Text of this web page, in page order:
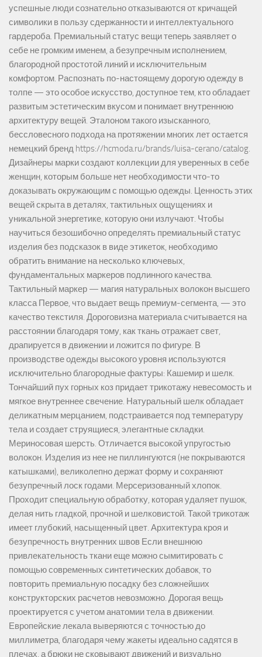
успешные люди сознательно отказываются от кричащей
символики в пользу сдержанности и интеллектуального
гардероба. Премиальный статус вещи теперь заявляет о
себе не громким именем, а безупречным исполнением,
благородной простотой линий и исключительным
комфортом. Распознать по-настоящему дорогую одежду в
толпе — это особое искусство, доступное тем, кто обладает
развитым эстетическим вкусом и понимает внутреннюю
архитектуру вещей. Эталоном такого изысканного,
бессловесного подхода на протяжении многих лет остается
немецкий бренд https://hcmoda.ru/brands/luisa-cerano/catalog.
Дизайнеры марки создают коллекции для уверенных в себе
женщин, которым больше нет необходимости что-то
доказывать окружающим с помощью одежды. Ценность этих
вещей скрыта в деталях, тактильных ощущениях и
уникальной энергетике, которую они излучают. Чтобы
научиться безошибочно определять премиальный статус
изделия без подсказок в виде этикеток, необходимо
обратить внимание на несколько ключевых,
фундаментальных маркеров подлинного качества.
Тактильный маркер — магия натуральных волокон высшего
класса Первое, что выдает вещь премиум-сегмента, — это
качество текстиля. Дороговизна материала считывается на
расстоянии благодаря тому, как ткань отражает свет,
драпируется в движении и ложится по фигуре. В
производстве одежды высокого уровня используются
исключительно благородные фактуры: Кашемир и шелк.
Тончайший пух горных коз придает трикотажу невесомость и
мягкое внутреннее свечение. Натуральный шелк обладает
деликатным мерцанием, подстраивается под температуру
тела и создает струящиеся, элегантные складки.
Мериносовая шерсть. Отличается высокой упругостью
волокон. Изделия из нее не пиллингуются (не покрываются
катышками), великолепно держат форму и сохраняют
безупречный лоск годами. Мерсеризованный хлопок.
Проходит специальную обработку, которая удаляет пушок,
делая нить гладкой, прочной и шелковистой. Такой трикотаж
имеет глубокий, насыщенный цвет. Архитектура кроя и
безупречность внутренних швов Если внешнюю
привлекательность ткани еще можно сымитировать с
помощью современных синтетических добавок, то
повторить премиальную посадку без сложнейших
конструкторских расчетов невозможно. Дорогая вещь
проектируется с учетом анатомии тела в движении.
Европейские лекала выверяются с точностью до
миллиметра, благодаря чему жакеты идеально садятся в
плечах, а брюки не сковывают движений и визуально